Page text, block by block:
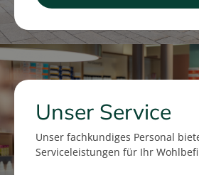
Unser Service
Unser fachkundiges Personal
Serviceleistungen für Ihr